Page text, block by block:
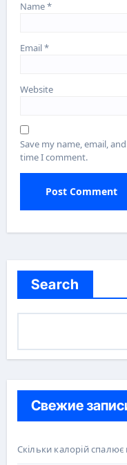
Name*
Email*
Website
Save my name, email,
time I comment.
Search
Свежие
Скільки калорій